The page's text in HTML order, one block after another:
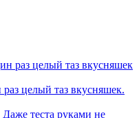
целый таз вкусняшек.